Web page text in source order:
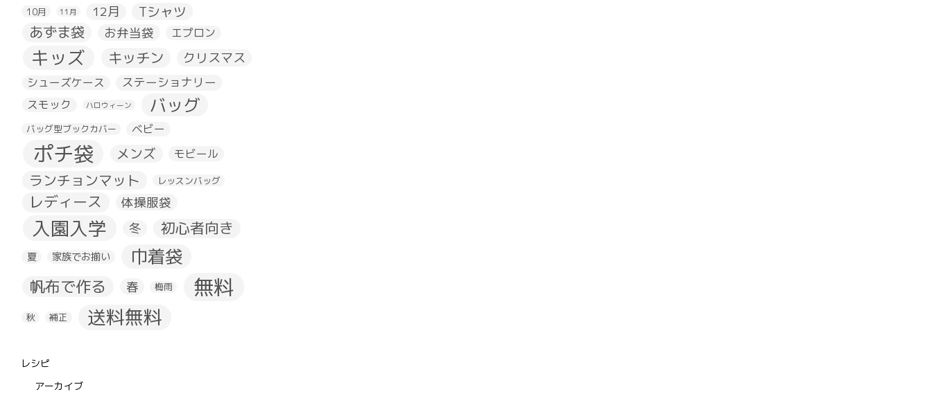
10月
11月 12月 Tシャツ
あずま袋 お弁当袋 エプロン
キッズ キッチン クリスマス
シューズケース ステーショナリー
スモック ハロウィーン バッグ
バッグ型ブックカバー ベビー
ポチ袋 メンズ モビール
ランチョンマット レッスンバッグ
レディース 体操服袋
入園入学 冬 初心者向き
夏 家族でお揃い 巾着袋
帆布で作る 春 梅雨 無料
秋 補正 送料無料
レシピ
アーカイブ